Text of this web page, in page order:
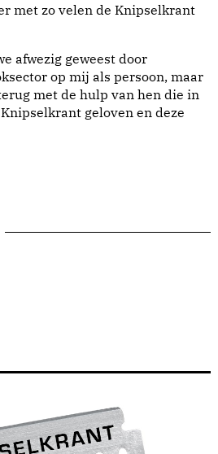
met zo velen de Knipselkrant
afwezig geweest door
op mij als persoon, maar
met de hulp van hen die in
geloven en deze